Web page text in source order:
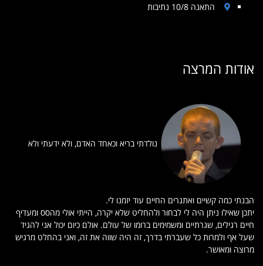
התאנה 10/8 נתיבות
אודות המרצה
נולדתי בריא וכאחד האדם, ולא ידעתי ולא
הבנתי כמה קשיים ואתגרים החיים עוד יזמנו לי.
יתכן שאילו ניתן היה לי לבחור ולהחליט שלא יקרה, הייתי אולי מהסס ומעדיף
חיים רגילים, שגרתיים ומשמימים ברומו של עולם. אולם כיום יכול אני להגיד
שעל אף ולמרות כל שעברתי בדרך, זה היה שווה את זה, ואני בהחלט מרגיש
מרוצה ומאושר.